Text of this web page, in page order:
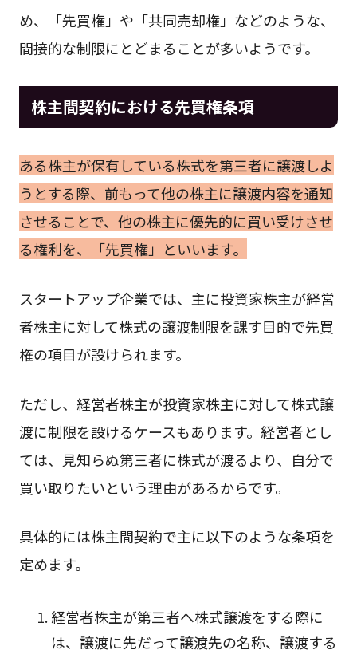
め、「先買権」や「共同売却権」などのような、
間接的な制限にとどまることが多いようです。
株主間契約における先買権条項
ある株主が保有している株式を第三者に譲渡しよ
うとする際、前もって他の株主に譲渡内容を通知
させることで、他の株主に優先的に買い受けさせ
る権利を、「先買権」といいます。
スタートアップ企業では、主に投資家株主が経営
者株主に対して株式の譲渡制限を課す目的で先買
権の項目が設けられます。
ただし、経営者株主が投資家株主に対して株式譲
渡に制限を設けるケースもあります。経営者とし
ては、見知らぬ第三者に株式が渡るより、自分で
買い取りたいという理由があるからです。
具体的には株主間契約で主に以下のような条項を
定めます。
経営者株主が第三者へ株式譲渡をする際に
は、譲渡に先だって譲渡先の名称、譲渡する